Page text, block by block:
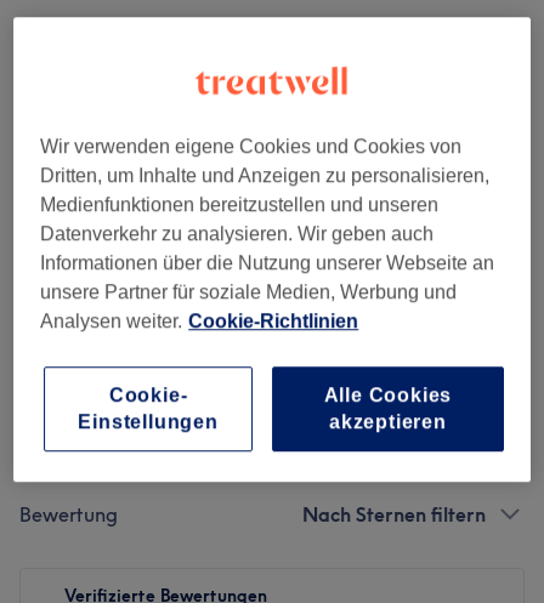
Ambiente
Sauberkeit
Service
Behandlung Alle Bewertungen
Bewertung Nach Sternen filtern
Verifizierte Bewertungen
Wir verwenden eigene Cookies und Cookies von
Dritten, um Inhalte und Anzeigen zu personalisieren,
Medienfunktionen bereitzustellen und unseren
Datenverkehr zu analysieren. Wir geben auch
Informationen über die Nutzung unserer Webseite an
unsere Partner für soziale Medien, Werbung und
Analysen weiter. Cookie-Richtlinien
Cookie-
Einstellungen
Alle Cookies
akzeptieren